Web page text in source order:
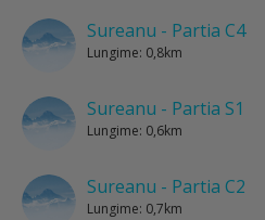
Sureanu - Partia C4
Lungime: 0,8km
Sureanu - Partia S1
Lungime: 0,6km
Sureanu - Partia C2
Lungime: 0,7km